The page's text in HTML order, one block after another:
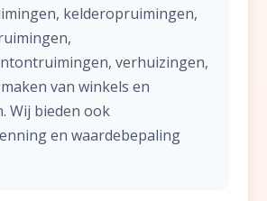
kelderopruimingen,
verhuizingen,
van winkels en
Wij bieden ook
en waardebepaling